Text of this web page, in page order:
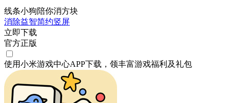
线条小狗陪你消方块
消除益智简约竖屏
立即下载
官方正版
使用小米游戏中心APP下载 ，领丰富游戏福利 及礼包